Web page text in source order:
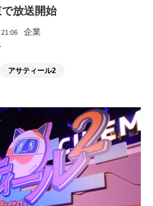
MANAGEMENT JOURNAL
JOURNAL
DOG JOURNAL
放送開始
企業
アサティール2